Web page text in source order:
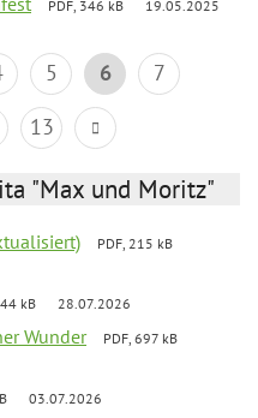
PDF, 346 kB 19.05.2025
5 6
7
13
"Max und Moritz"
PDF, 215 kB
kB 28.07.2026
Wunder
PDF, 697 kB
03.07.2026